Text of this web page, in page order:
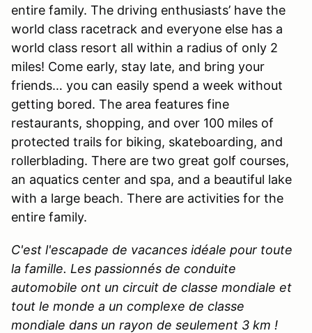
entire family. The driving enthusiasts’ have the
world class racetrack and everyone else has a
world class resort all within a radius of only 2
miles! Come early, stay late, and bring your
friends… you can easily spend a week without
getting bored. The area features fine
restaurants, shopping, and over 100 miles of
protected trails for biking, skateboarding, and
rollerblading. There are two great golf courses,
an aquatics center and spa, and a beautiful lake
with a large beach. There are activities for the
entire family.
C'est l'escapade de vacances idéale pour toute
la famille. Les passionnés de conduite
automobile ont un circuit de classe mondiale et
tout le monde a un complexe de classe
mondiale dans un rayon de seulement 3 km !